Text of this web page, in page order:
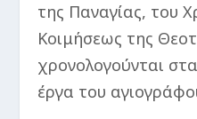
της Παναγίας, του
Κοιμήσεως της
χρονολογούνται
έργα του